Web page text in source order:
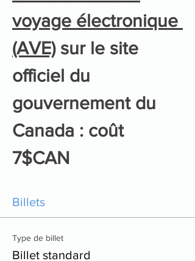
voyage électronique
(AVE) sur le site
officiel du
gouvernement du
Canada : coût
7$CAN
Billets
Type de billet
Billet standard